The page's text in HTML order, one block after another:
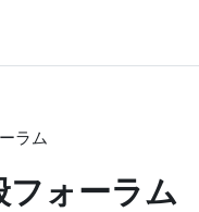
ラム
フォーラム